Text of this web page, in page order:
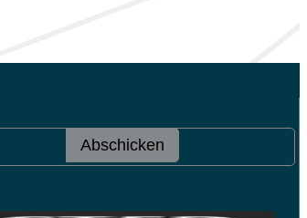
Abschicken